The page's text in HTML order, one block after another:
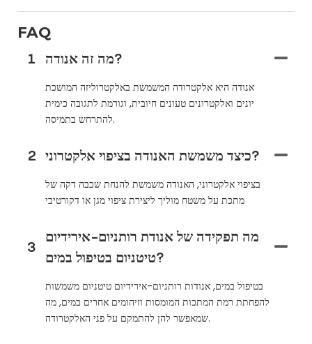
FAQ
1 מה זה אנודה?
אנודה היא אלקטרודה המשמשת באלקטרוליזה המושכת
יונים ואלקטרונים טעונים חיובית, וגורמת לתגובה כימית
להתרחש בתמיסה.
2 כיצד משמשת האנודה בציפוי אלקטרוני?
בציפוי אלקטרוני, האנודה משמשת להנחת שכבה דקה של
מתכת על משטח מוליך ליצירת ציפוי מגן או דקורטיבי
3
מה תפקידה של אנודת רותניום-אירידיום
טיטניום בטיפול במים?
בטיפול במים, אנודות רותניום-אירידיום טיטניום משמשות
להפחתת רמת המתכות המומסות וזיהומים אחרים במים, מה
שמאפשר להן להתמקם על פני האלקטרודה.